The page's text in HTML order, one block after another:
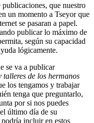
que nuestro
un momento a Tseyor que
se pasaran a papel.
publicar lo máximo de
según su capacidad
lógicamente.
se va a publicar
talleres de los hermanos
los tengamos y trabajar
tenga que preguntarlo,
por si nos puedes
último día de su
incluir en estos